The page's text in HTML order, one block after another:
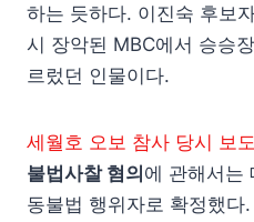
하는 듯하다. 이진숙 후보
시 장악된 MBC에서 승승
르렀던 인물이다.
세월호 오보 참사 당시 보
불법사찰 혐의에 관해서는
동불법 행위자로 확정했다